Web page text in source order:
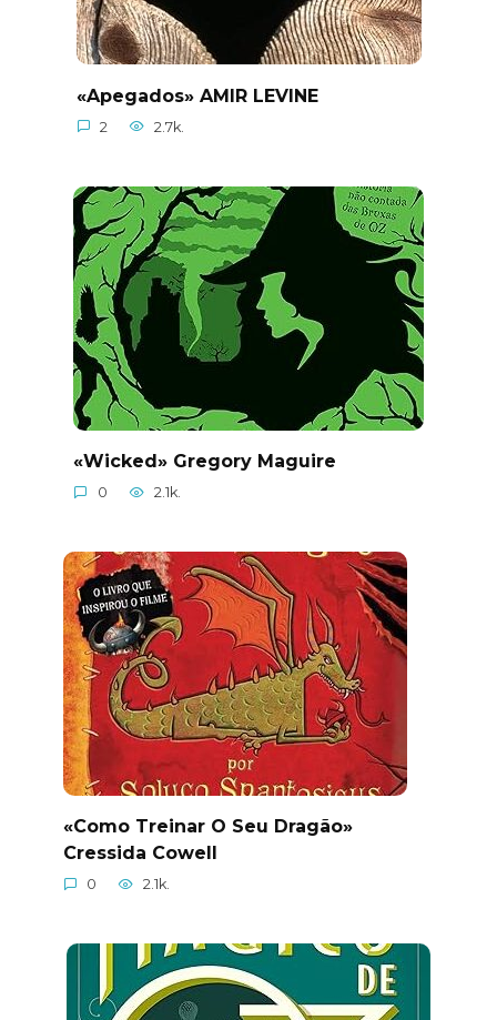
«Apegados» AMIR LEVINE
2 2.7k.
«Wicked» Gregory Maguire
0 2.1k.
«Como Treinar O Seu Dragão»
Cressida Cowell
0 2.1k.